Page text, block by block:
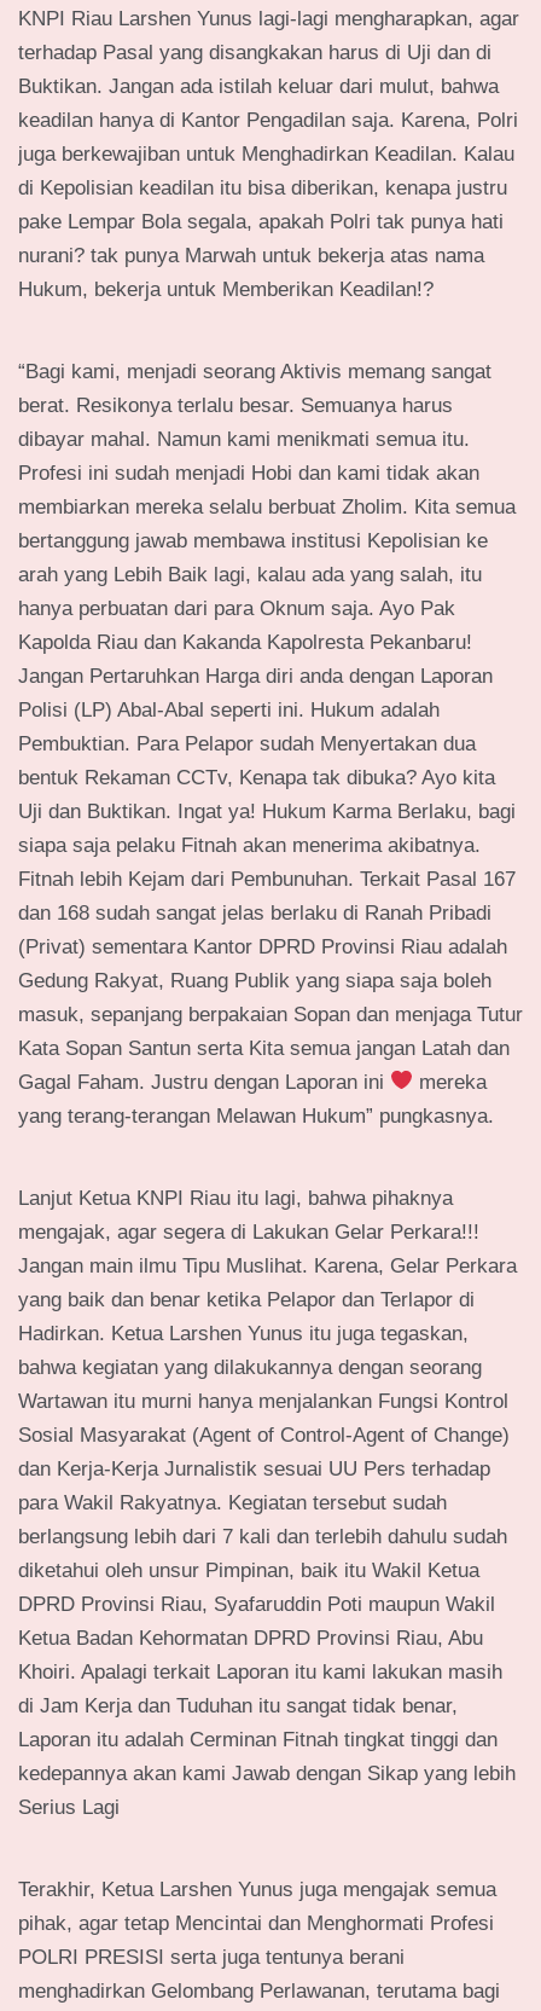
KNPI Riau Larshen Yunus lagi-lagi mengharapkan, agar
terhadap Pasal yang disangkakan harus di Uji dan di
Buktikan. Jangan ada istilah keluar dari mulut, bahwa
keadilan hanya di Kantor Pengadilan saja. Karena, Polri
juga berkewajiban untuk Menghadirkan Keadilan. Kalau
di Kepolisian keadilan itu bisa diberikan, kenapa justru
pake Lempar Bola segala, apakah Polri tak punya hati
nurani? tak punya Marwah untuk bekerja atas nama
Hukum, bekerja untuk Memberikan Keadilan!?
“Bagi kami, menjadi seorang Aktivis memang sangat
berat. Resikonya terlalu besar. Semuanya harus
dibayar mahal. Namun kami menikmati semua itu.
Profesi ini sudah menjadi Hobi dan kami tidak akan
membiarkan mereka selalu berbuat Zholim. Kita semua
bertanggung jawab membawa institusi Kepolisian ke
arah yang Lebih Baik lagi, kalau ada yang salah, itu
hanya perbuatan dari para Oknum saja. Ayo Pak
Kapolda Riau dan Kakanda Kapolresta Pekanbaru!
Jangan Pertaruhkan Harga diri anda dengan Laporan
Polisi (LP) Abal-Abal seperti ini. Hukum adalah
Pembuktian. Para Pelapor sudah Menyertakan dua
bentuk Rekaman CCTv, Kenapa tak dibuka? Ayo kita
Uji dan Buktikan. Ingat ya! Hukum Karma Berlaku, bagi
siapa saja pelaku Fitnah akan menerima akibatnya.
Fitnah lebih Kejam dari Pembunuhan. Terkait Pasal 167
dan 168 sudah sangat jelas berlaku di Ranah Pribadi
(Privat) sementara Kantor DPRD Provinsi Riau adalah
Gedung Rakyat, Ruang Publik yang siapa saja boleh
masuk, sepanjang berpakaian Sopan dan menjaga Tutur
Kata Sopan Santun serta Kita semua jangan Latah dan
Gagal Faham. Justru dengan Laporan ini
mereka
yang terang-terangan Melawan Hukum” pungkasnya.
Lanjut Ketua KNPI Riau itu lagi, bahwa pihaknya
mengajak, agar segera di Lakukan Gelar Perkara!!!
Jangan main ilmu Tipu Muslihat. Karena, Gelar Perkara
yang baik dan benar ketika Pelapor dan Terlapor di
Hadirkan. Ketua Larshen Yunus itu juga tegaskan,
bahwa kegiatan yang dilakukannya dengan seorang
Wartawan itu murni hanya menjalankan Fungsi Kontrol
Sosial Masyarakat (Agent of Control-Agent of Change)
dan Kerja-Kerja Jurnalistik sesuai UU Pers terhadap
para Wakil Rakyatnya. Kegiatan tersebut sudah
berlangsung lebih dari 7 kali dan terlebih dahulu sudah
diketahui oleh unsur Pimpinan, baik itu Wakil Ketua
DPRD Provinsi Riau, Syafaruddin Poti maupun Wakil
Ketua Badan Kehormatan DPRD Provinsi Riau, Abu
Khoiri. Apalagi terkait Laporan itu kami lakukan masih
di Jam Kerja dan Tuduhan itu sangat tidak benar,
Laporan itu adalah Cerminan Fitnah tingkat tinggi dan
kedepannya akan kami Jawab dengan Sikap yang lebih
Serius Lagi
Terakhir, Ketua Larshen Yunus juga mengajak semua
pihak, agar tetap Mencintai dan Menghormati Profesi
POLRI PRESISI serta juga tentunya berani
menghadirkan Gelombang Perlawanan, terutama bagi